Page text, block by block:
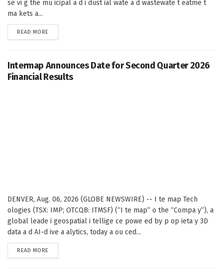
se vi g the mu icipal a d i dust ial wate a d wastewate t eatme t
ma kets a...
READ MORE
Intermap Announces Date for Second Quarter 2026
Financial Results
DENVER, Aug. 06, 2026 (GLOBE NEWSWIRE) -- I te map Tech
ologies (TSX: IMP; OTCQB: ITMSF) (“I te map” o the “Compa y”), a
global leade i geospatial i tellige ce powe ed by p op ieta y 3D
data a d AI-d ive a alytics, today a ou ced...
READ MORE